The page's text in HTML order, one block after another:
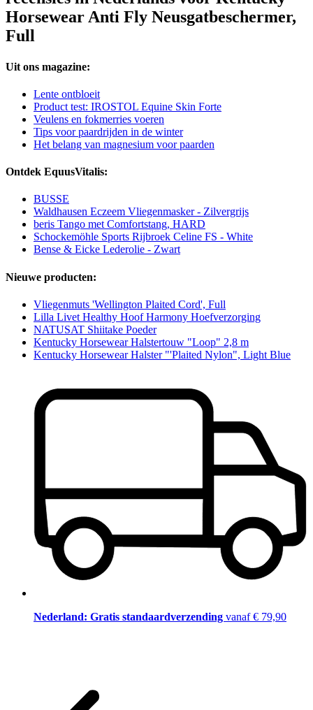
Horsewear Anti Fly Neusgatbeschermer,
Full
Uit ons magazine:
Lente ontbloeit
Product test: IROSTOL Equine Skin Forte
Veulens en fokmerries voeren
Tips voor paardrijden in de winter
Het belang van magnesium voor paarden
Ontdek EquusVitalis:
BUSSE
Waldhausen Eczeem Vliegenmasker - Zilvergrijs
beris Tango met Comfortstang, HARD
Schockemöhle Sports Rijbroek Celine FS - White
Bense & Eicke Lederolie - Zwart
Nieuwe producten:
Vliegenmuts 'Wellington Plaited Cord', Full
Lilla Livet Healthy Hoof Harmony Hoefverzorging
NATUSAT Shiitake Poeder
Kentucky Horsewear Halstertouw "Loop" 2,8 m
Kentucky Horsewear Halster "'Plaited Nylon", Light Blue
Nederland: Gratis standaardverzending vanaf € 79,90